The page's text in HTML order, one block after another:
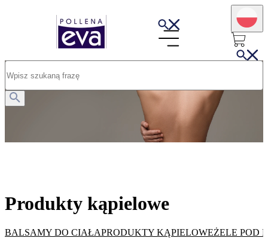
Produkty kąpielowe
BALSAMY DO CIAŁAPRODUKTY KĄPIELOWEŻELE POD